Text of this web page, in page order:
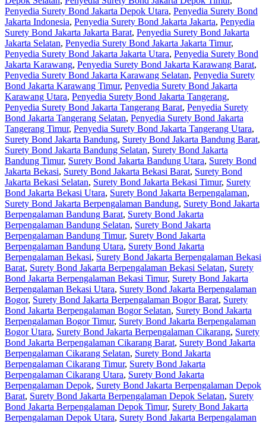
Penyedia Surety Bond Jakarta Depok Utara, Penyedia Surety Bond
Jakarta Indonesia, Penyedia Surety Bond Jakarta Jakarta, Penyedia
Surety Bond Jakarta Jakarta Barat, Penyedia Surety Bond Jakarta
Jakarta Selatan, Penyedia Surety Bond Jakarta Jakarta Timur,
Penyedia Surety Bond Jakarta Jakarta Utara, Penyedia Surety Bond
Jakarta Karawang, Penyedia Surety Bond Jakarta Karawang Barat,
Penyedia Surety Bond Jakarta Karawang Selatan, Penyedia Surety
Bond Jakarta Karawang Timur, Penyedia Surety Bond Jakarta
Karawang Utara, Penyedia Surety Bond Jakarta Tangerang,
Penyedia Surety Bond Jakarta Tangerang Barat, Penyedia Surety
Bond Jakarta Tangerang Selatan, Penyedia Surety Bond Jakarta
Tangerang Timur, Penyedia Surety Bond Jakarta Tangerang Utara,
Surety Bond Jakarta Bandung, Surety Bond Jakarta Bandung Barat,
Surety Bond Jakarta Bandung Selatan, Surety Bond Jakarta
Bandung Timur, Surety Bond Jakarta Bandung Utara, Surety Bond
Jakarta Bekasi, Surety Bond Jakarta Bekasi Barat, Surety Bond
Jakarta Bekasi Selatan, Surety Bond Jakarta Bekasi Timur, Surety
Bond Jakarta Bekasi Utara, Surety Bond Jakarta Berpengalaman,
Surety Bond Jakarta Berpengalaman Bandung, Surety Bond Jakarta
Berpengalaman Bandung Barat, Surety Bond Jakarta
Berpengalaman Bandung Selatan, Surety Bond Jakarta
Berpengalaman Bandung Timur, Surety Bond Jakarta
Berpengalaman Bandung Utara, Surety Bond Jakarta
Berpengalaman Bekasi, Surety Bond Jakarta Berpengalaman Bekasi
Barat, Surety Bond Jakarta Berpengalaman Bekasi Selatan, Surety
Bond Jakarta Berpengalaman Bekasi Timur, Surety Bond Jakarta
Berpengalaman Bekasi Utara, Surety Bond Jakarta Berpengalaman
Bogor, Surety Bond Jakarta Berpengalaman Bogor Barat, Surety
Bond Jakarta Berpengalaman Bogor Selatan, Surety Bond Jakarta
Berpengalaman Bogor Timur, Surety Bond Jakarta Berpengalaman
Bogor Utara, Surety Bond Jakarta Berpengalaman Cikarang, Surety
Bond Jakarta Berpengalaman Cikarang Barat, Surety Bond Jakarta
Berpengalaman Cikarang Selatan, Surety Bond Jakarta
Berpengalaman Cikarang Timur, Surety Bond Jakarta
Berpengalaman Cikarang Utara, Surety Bond Jakarta
Berpengalaman Depok, Surety Bond Jakarta Berpengalaman Depok
Barat, Surety Bond Jakarta Berpengalaman Depok Selatan, Surety
Bond Jakarta Berpengalaman Depok Timur, Surety Bond Jakarta
Berpengalaman Depok Utara, Surety Bond Jakarta Berpengalaman